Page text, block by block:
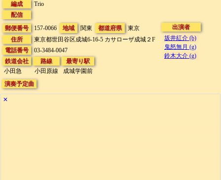
編成
Trio
配信
郵便番号
157-0066 地域 関東 都道府県
東京
住所
東京都世田谷区成城6-16-5 カサローザ成城２F
電話番号
03-3484-0047
鉄道会社
小田急
路線
小田原線
最寄り駅
成城学園前
出演者
坂井紅介 (b)
鬼怒無月 (g)
鈴木大介 (g)
演奏予定曲
✕